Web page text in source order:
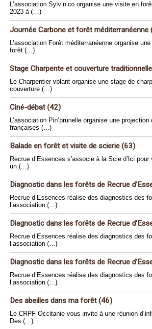
L’association Sylv’n’co organise une visite en
2023 à (…)
Journée Carbone et forêt méditerranéenne
L’association Forêt méditerranéenne organise
forêt (…)
Stage Charpente et couverture
Le Charpentier volant organise une stage de
couverture (…)
Ciné-débat (42)
L’association Pin’prunelle organise une
françaises (…)
Balade en forêt et visite de scierie (63)
Recrue d’Essences s’associe à la Scie d’Ici
un (…)
Diagnostic dans les forêts de Recrue
Recrue d’Essences réalise des diagnostics des
l’association (…)
Diagnostic dans les forêts de Recrue
Recrue d’Essences réalise des diagnostics des
l’association (…)
Diagnostic dans les forêts de Recrue
Recrue d’Essences réalise des diagnostics des
l’association (…)
Des abeilles dans ma forêt (46)
Le CRPF Occitanie vous invite à une réunion
Des (…)